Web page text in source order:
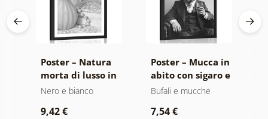
Poster – Natura
morta di lusso in
bianco e nero
Nero e bianco
9,42 €
Poster – Mucca in
abito con sigaro e
whisky
Bufali e mucche
7,54 €